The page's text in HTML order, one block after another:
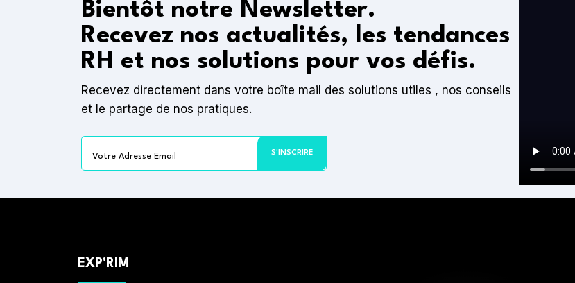
Bientôt notre Newsletter.
Recevez nos actualités, les tendances
RH et nos solutions pour vos défis.
Recevez directement dans votre boîte mail des solutions utiles , nos conseils
et le partage de nos pratiques.
EXP'RIM